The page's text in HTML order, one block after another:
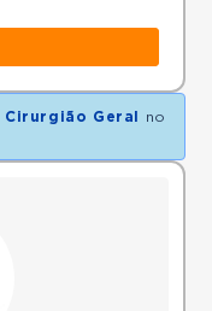
Cirurgião Geral
no